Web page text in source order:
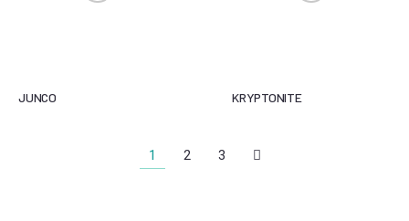
JUNCO KRYPTONITE
1 2 3